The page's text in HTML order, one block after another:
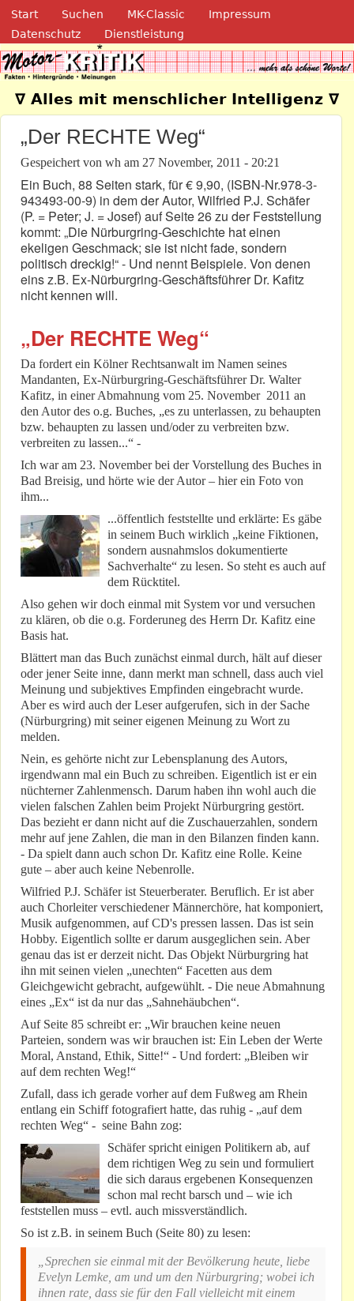
Direkt zum Inhalt
Navigation
Start Suchen MK-Classic
Impressum
Datenschutz
Dienstleistung
Motor-Kritik.de
∇ Alles mit menschlicher Intelligenz ∇
„Der RECHTE Weg“
Gespeichert von wh am 27 November, 2011 - 20:21
Ein Buch, 88 Seiten stark, für € 9,90, (ISBN-Nr.978-3-
943493-00-9) in dem der Autor, Wilfried P.J. Schäfer
(P. = Peter; J. = Josef) auf Seite 26 zu der Feststellung
kommt: „Die Nürburgring-Geschichte hat einen
ekeligen Geschmack; sie ist nicht fade, sondern
politisch dreckig!“ - Und nennt Beispiele. Von denen
eins z.B. Ex-Nürburgring-Geschäftsführer Dr. Kafitz
nicht kennen will.
„Der RECHTE Weg“
Da fordert ein Kölner Rechtsanwalt im Namen seines
Mandanten, Ex-Nürburgring-Geschäftsführer Dr. Walter
Kafitz, in einer Abmahnung vom 25. November 2011 an
den Autor des o.g. Buches, „es zu unterlassen, zu behaupten
bzw. behaupten zu lassen und/oder zu verbreiten bzw.
verbreiten zu lassen...“ -
Ich war am 23. November bei der Vorstellung des Buches in
Bad Breisig, und hörte wie der Autor – hier ein Foto von
ihm...
...öffentlich feststellte und erklärte: Es gäbe
in seinem Buch wirklich „keine Fiktionen,
sondern ausnahmslos dokumentierte
Sachverhalte“ zu lesen. So steht es auch auf
dem Rücktitel.
Also gehen wir doch einmal mit System vor und versuchen
zu klären, ob die o.g. Forderuneg des Herrn Dr. Kafitz eine
Basis hat.
Blättert man das Buch zunächst einmal durch, hält auf dieser
oder jener Seite inne, dann merkt man schnell, dass auch viel
Meinung und subjektives Empfinden eingebracht wurde.
Aber es wird auch der Leser aufgerufen, sich in der Sache
(Nürburgring) mit seiner eigenen Meinung zu Wort zu
melden.
Nein, es gehörte nicht zur Lebensplanung des Autors,
irgendwann mal ein Buch zu schreiben. Eigentlich ist er ein
nüchterner Zahlenmensch. Darum haben ihn wohl auch die
vielen falschen Zahlen beim Projekt Nürburgring gestört.
Das bezieht er dann nicht auf die Zuschauerzahlen, sondern
mehr auf jene Zahlen, die man in den Bilanzen finden kann.
- Da spielt dann auch schon Dr. Kafitz eine Rolle. Keine
gute – aber auch keine Nebenrolle.
Wilfried P.J. Schäfer ist Steuerberater. Beruflich. Er ist aber
auch Chorleiter verschiedener Männerchöre, hat komponiert,
Musik aufgenommen, auf CD's pressen lassen. Das ist sein
Hobby. Eigentlich sollte er darum ausgeglichen sein. Aber
genau das ist er derzeit nicht. Das Objekt Nürburgring hat
ihn mit seinen vielen „unechten“ Facetten aus dem
Gleichgewicht gebracht, aufgewühlt. - Die neue Abmahnung
eines „Ex“ ist da nur das „Sahnehäubchen“.
Auf Seite 85 schreibt er: „Wir brauchen keine neuen
Parteien, sondern was wir brauchen ist: Ein Leben der Werte
Moral, Anstand, Ethik, Sitte!“ - Und fordert: „Bleiben wir
auf dem rechten Weg!“
Zufall, dass ich gerade vorher auf dem Fußweg am Rhein
entlang ein Schiff fotografiert hatte, das ruhig - „auf dem
rechten Weg“ - seine Bahn zog:
Schäfer spricht einigen Politikern ab, auf
dem richtigen Weg zu sein und formuliert
die sich daraus ergebenen Konsequenzen
schon mal recht barsch und – wie ich
feststellen muss – evtl. auch missverständlich.
So ist z.B. in seinem Buch (Seite 80) zu lesen:
„Sprechen sie einmal mit der Bevölkerung heute, liebe
Evelyn Lemke, am und um den Nürburgring; wobei ich
ihnen rate, dass sie für den Fall vielleicht mit einem